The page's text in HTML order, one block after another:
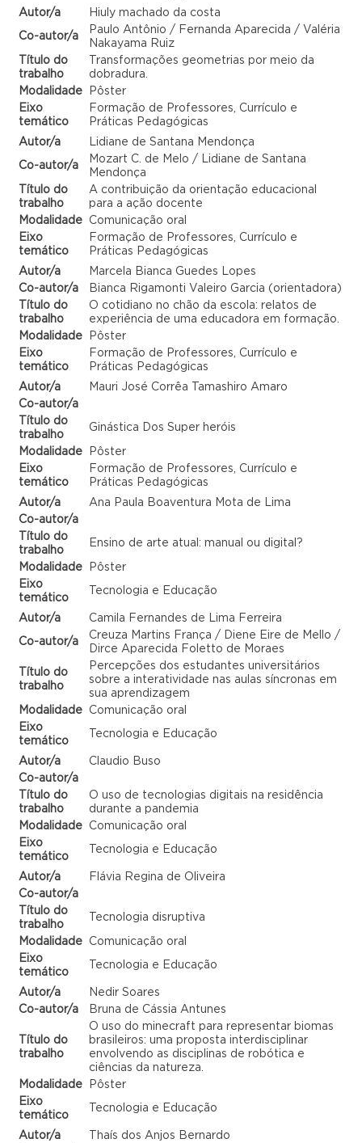
Autor/a
Hiuly machado da costa
Co-autor/a
Paulo Antônio / Fernanda Aparecida / Valéria
Nakayama Ruiz
Título do
trabalho
Transformações geometrias por meio da
dobradura.
Modalidade
Pôster
Eixo
temático
Formação de Professores, Currículo e
Práticas Pedagógicas
Autor/a
Lidiane de Santana Mendonça
Co-autor/a
Mozart C. de Melo / Lidiane de Santana
Mendonça
Título do
trabalho
A contribuição da orientação educacional
para a ação docente
Modalidade Comunicação oral
Eixo
temático
Formação de Professores, Currículo e
Práticas Pedagógicas
Autor/a
Marcela Bianca Guedes Lopes
Co-autor/a
Bianca Rigamonti Valeiro Garcia (orientadora)
Título do
trabalho
O cotidiano no chão da escola: relatos de
experiência de uma educadora em formação.
Modalidade
Pôster
Eixo
temático
Formação de Professores, Currículo e
Práticas Pedagógicas
Autor/a
Mauri José Corrêa Tamashiro Amaro
Co-autor/a
Título do
trabalho
Ginástica Dos Super heróis
Modalidade
Pôster
Eixo
temático
Formação de Professores, Currículo e
Práticas Pedagógicas
Autor/a
Ana Paula Boaventura Mota de Lima
Co-autor/a
Título do
trabalho
Ensino de arte atual: manual ou digital?
Modalidade
Pôster
Eixo
temático
Tecnologia e Educação
Autor/a Camila Fernandes de Lima Ferreira
Co-autor/a
Creuza Martins França / Diene Eire de Mello /
Dirce Aparecida Foletto de Moraes
Título do
trabalho
Percepções dos estudantes universitários
sobre a interatividade nas aulas síncronas em
sua aprendizagem
Modalidade Comunicação oral
Eixo
temático
Tecnologia e Educação
Autor/a
Claudio Buso
Co-autor/a
Título do
trabalho
O uso de tecnologias digitais na residência
durante a pandemia
Modalidade Comunicação oral
Eixo
temático
Tecnologia e Educação
Autor/a
Flávia Regina de Oliveira
Co-autor/a
Título do
trabalho
Tecnologia disruptiva
Modalidade Comunicação oral
Eixo
temático
Tecnologia e Educação
Autor/a
Nedir Soares
Co-autor/a
Bruna de Cássia Antunes
Título do
trabalho
O uso do minecraft para representar biomas
brasileiros: uma proposta interdisciplinar
envolvendo as disciplinas de robótica e
ciências da natureza.
Modalidade
Pôster
Eixo
temático
Tecnologia e Educação
Autor/a
Thaís dos Anjos Bernardo